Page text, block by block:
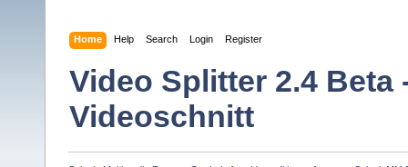
Home Help Search Login Register
Video Splitter 2.4 Beta
Videoschnitt